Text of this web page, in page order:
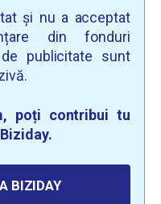
și nu a acceptat
din fonduri
de publicitate sunt
poți contribui tu
BIZIDAY